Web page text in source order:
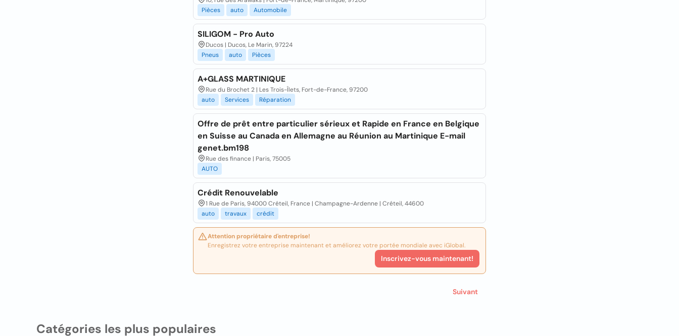
Pièces
auto Automobile
SILIGOM - Pro Auto
Ducos | Ducos, Le Marin, 97224
Pneus
auto Pièces
A+GLASS MARTINIQUE
Rue du Brochet 2 | Les Trois-Îlets, Fort-de-France, 97200
auto
Services Réparation
Offre de prêt entre particulier sérieux et Rapide en France en Belgique
en Suisse au Canada en Allemagne au Réunion au Martinique E-mail
genet.bm198
Rue des finance | Paris, 75005
AUTO
Crédit Renouvelable
1 Rue de Paris, 94000 Créteil, France | Champagne-Ardenne | Créteil, 44600
auto
travaux crédit
Attention propriétaire d'entreprise!
Enregistrez votre entreprise maintenant et améliorez votre portée mondiale avec iGlobal.
Inscrivez-vous maintenant!
Suivant
Catégories les plus populaires